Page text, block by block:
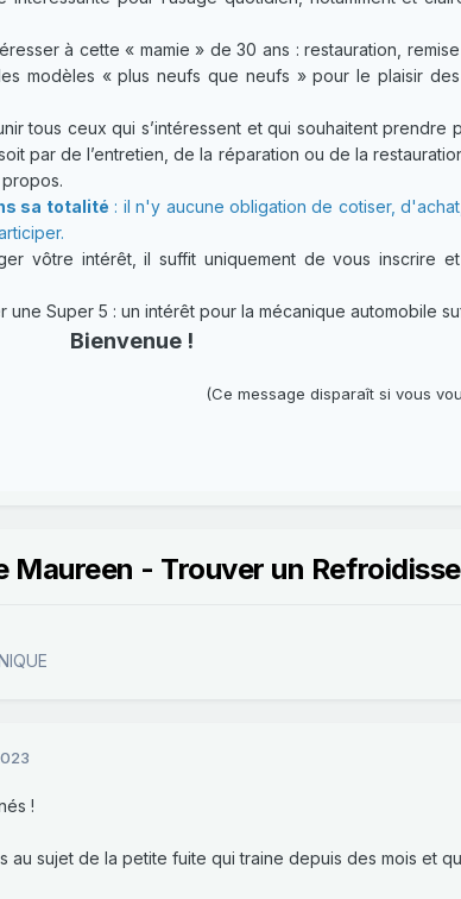
à cette « mamie » de 30 ans : restauration,
modèles « plus neufs que neufs » pour le plaisir
tous ceux qui s’intéressent et qui souhaitent prendre
par de l’entretien, de la réparation ou de la
sa totalité : il n'y aucune obligation de cotiser,
vôtre intérêt, il suffit uniquement de vous inscrire
Super 5 : un intérêt pour la mécanique automobile
Bienvenue !
(Ce message disparaît si vous
Maureen - Trouver un
!
au sujet de la petite fuite qui traine depuis des mois et